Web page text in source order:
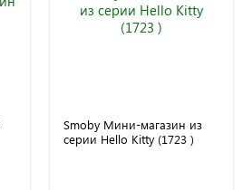
Smoby Мини-магазин из
серии Hello Kitty (1723 )